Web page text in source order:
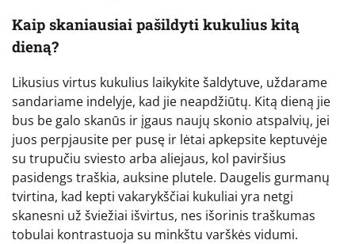
Kaip skaniausiai pašildyti kukulius kitą
dieną?
Likusius virtus kukulius laikykite šaldytuve, uždarame
sandariame indelyje, kad jie neapdžiūtų. Kitą dieną jie
bus be galo skanūs ir įgaus naujų skonio atspalvių, jei
juos perpjausite per pusę ir lėtai apkepsite keptuvėje
su trupučiu sviesto arba aliejaus, kol paviršius
pasidengs traškia, auksine plutele. Daugelis gurmanų
tvirtina, kad kepti vakarykščiai kukuliai yra netgi
skanesni už šviežiai išvirtus, nes išorinis traškumas
tobulai kontrastuoja su minkštu varškės vidumi.